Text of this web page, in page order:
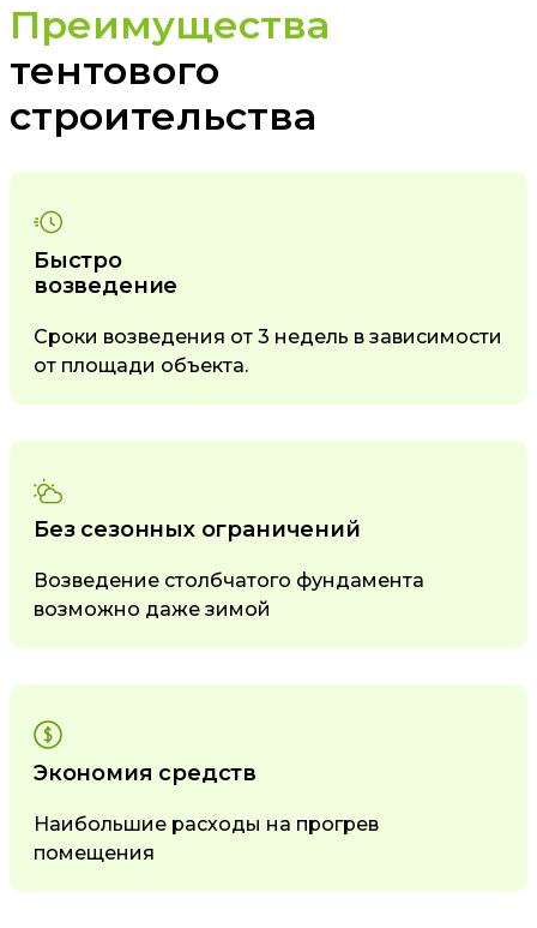
Преимущества
тентового
строительства
Быстро
возведение
Сроки возведения от 3 недель в зависимости
от площади объекта.
Без сезонных ограничений
Возведение столбчатого фундамента
возможно даже зимой
Экономия средств
Наибольшие расходы на прогрев
помещения